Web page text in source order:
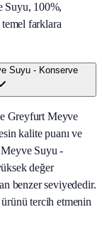
Suyu, 100%,
farklara
Suyu - Konserve
Greyfurt Meyve
kalite puanı ve
Meyve Suyu -
değer
benzer seviyededir.
tercih etmenin